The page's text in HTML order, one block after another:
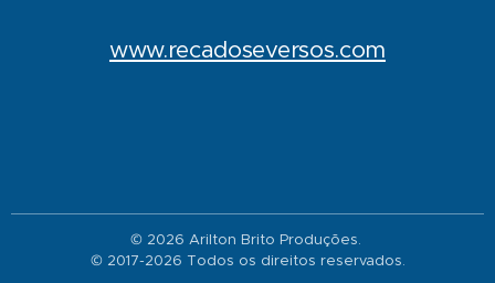
www.recadoseversos.com
© 2026 Arilton Brito Produções.
© 2017-2026 Todos os direitos reservados.